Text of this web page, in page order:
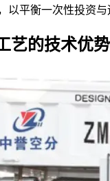
以平衡一次性投资与
艺的技术优势